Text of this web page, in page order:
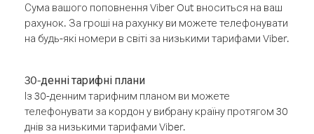
Сума вашого поповнення Viber Out вноситься на ваш
рахунок. За гроші на рахунку ви можете телефонувати
на будь-які номери в світі за низькими тарифами Viber.
30-денні тарифні плани
Із 30-денним тарифним планом ви можете
телефонувати за кордон у вибрану країну протягом 30
днів за низькими тарифами Viber.